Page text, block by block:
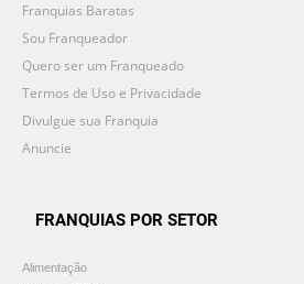
Franquias Baratas
Sou Franqueador
Quero ser um Franqueado
Termos de Uso e Privacidade
Divulgue sua Franquia
Anuncie
FRANQUIAS POR SETOR
Alimentação